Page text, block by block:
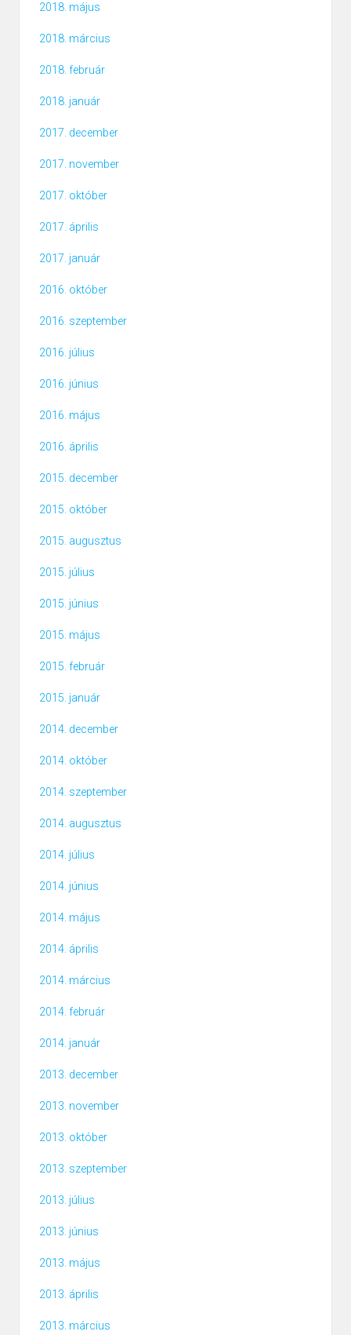
2018. május
2018. március
2018. február
2018. január
2017. december
2017. november
2017. október
2017. április
2017. január
2016. október
2016. szeptember
2016. július
2016. június
2016. május
2016. április
2015. december
2015. október
2015. augusztus
2015. július
2015. június
2015. május
2015. február
2015. január
2014. december
2014. október
2014. szeptember
2014. augusztus
2014. július
2014. június
2014. május
2014. április
2014. március
2014. február
2014. január
2013. december
2013. november
2013. október
2013. szeptember
2013. július
2013. június
2013. május
2013. április
2013. március